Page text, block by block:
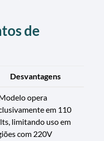
de
Desvantagens
opera
em 110
limitando uso em
com 220V